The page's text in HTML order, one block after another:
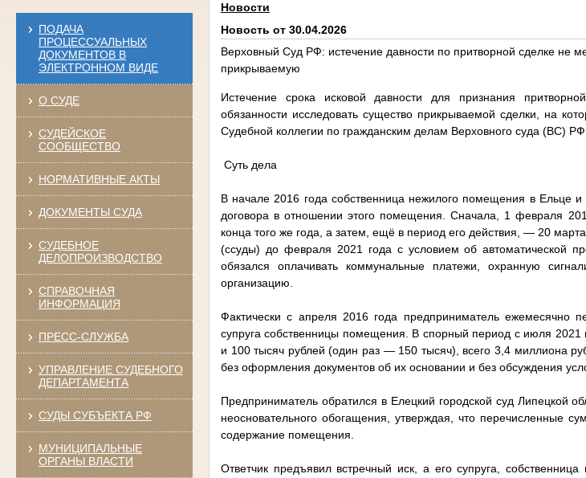
ПОДАЧА
ПРОЦЕССУАЛЬНЫХ
ДОКУМЕНТОВ В
ЭЛЕКТРОННОМ ВИДЕ
О СУДЕ
СУДЕЙСКОЕ
СООБЩЕСТВО
НОРМАТИВНЫЕ АКТЫ
ДОКУМЕНТЫ СУДА
СУДЕБНОЕ
ДЕЛОПРОИЗВОДСТВО
СПРАВОЧНАЯ
ИНФОРМАЦИЯ
ПРЕСС-СЛУЖБА
УПРАВЛЕНИЕ СУДЕБНОГО
ДЕПАРТАМЕНТА
СУДЫ СУБЪЕКТА РФ
МУНИЦИПАЛЬНЫЕ
ОРГАНЫ ВЛАСТИ
Новости
Новость от 30.04.2026
Верховный Суд РФ: истечение давности по притворной сделке не
прикрываемую
Истечение срока исковой давности для признания
обязанности исследовать существо прикрываемой сделки, на
Судебной коллегии по гражданским делам Верховного суда (ВС)
Суть дела
В начале 2016 года собственница нежилого помещения в Ельце
договора в отношении этого помещения. Сначала, 1 февраля
конца того же года, а затем, ещё в период его действия, — 20
(ссуды) до февраля 2021 года с условием об автоматической
обязался оплачивать коммунальные платежи, охранную
организацию.
Фактически с апреля 2016 года предприниматель ежемесячно
супруга собственницы помещения. В спорный период с июля 2021
и 100 тысяч рублей (один раз — 150 тысяч), всего 3,4 миллиона
без оформления документов об их основании и без обсуждения
Предприниматель обратился в Елецкий городской суд Липецкой
неосновательного обогащения, утверждая, что перечисленные
содержание помещения.
Ответчик предъявил встречный иск, а его супруга,